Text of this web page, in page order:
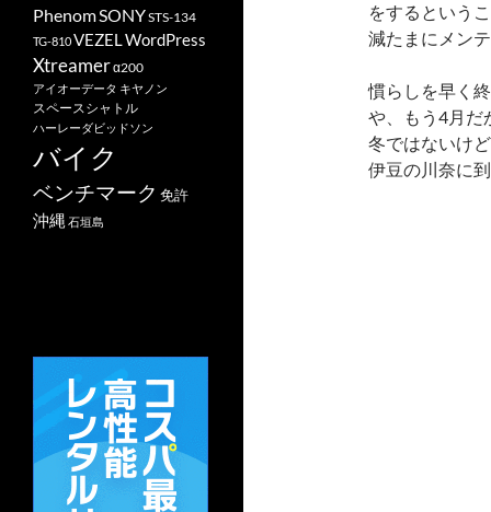
をするという
減たまにメン
慣らしを早く
や、もう4月だ
冬ではないけ
伊豆の川奈に
PhenomSONYSTS-134
TG-810VEZELWordPress
Xtreamerα200
アイオーデータ キヤノン
スペースシャトル
ハーレーダビッドソン
バイク
ベンチマーク 免許
沖縄 石垣島